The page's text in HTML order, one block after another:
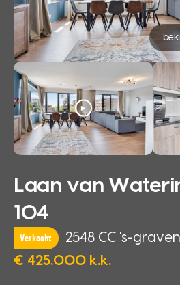
Laan van
104
Verkocht
2548 CC 's-
€ 425.000 k.k.